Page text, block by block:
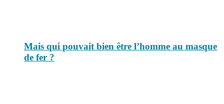
Mais qui pouvait bien être l’homme au masque
de fer ?